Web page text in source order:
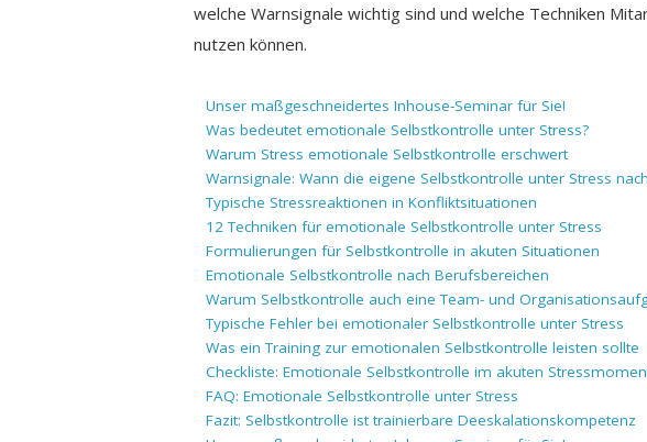
welche Warnsignale wichtig sind und welche Techniken
nutzen können.
Unser maßgeschneidertes Inhouse-Seminar für Sie!
Was bedeutet emotionale Selbstkontrolle unter Stress?
Warum Stress emotionale Selbstkontrolle erschwert
Warnsignale: Wann die eigene Selbstkontrolle unter Stress
Typische Stressreaktionen in Konfliktsituationen
12 Techniken für emotionale Selbstkontrolle unter Stress
Formulierungen für Selbstkontrolle in akuten Situationen
Emotionale Selbstkontrolle nach Berufsbereichen
Warum Selbstkontrolle auch eine Team- und
Typische Fehler bei emotionaler Selbstkontrolle unter Stress
Was ein Training zur emotionalen Selbstkontrolle leisten sollte
Checkliste: Emotionale Selbstkontrolle im akuten
FAQ: Emotionale Selbstkontrolle unter Stress
Fazit: Selbstkontrolle ist trainierbare Deeskalationskompetenz